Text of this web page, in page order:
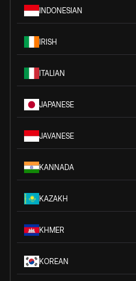
INDONESIAN
IRISH
ITALIAN
JAPANESE
JAVANESE
KANNADA
KAZAKH
KHMER
KOREAN